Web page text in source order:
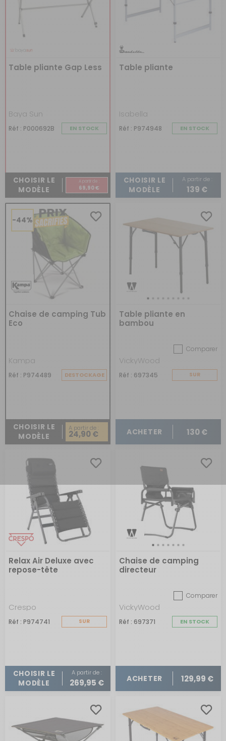
Table pliante Gap Less
Baya Sun
Réf : P000692B EN STOCK
CHOISIR LE
MODÈLE
A partir de :
69,90 €
Table pliante
Isabella
Réf : P974948 EN STOCK
CHOISIR LE
MODÈLE
A partir de :
139 €
-44%
Chaise de camping Tub
Eco
Kampa
Réf : P974489 DESTOCKAGE
CHOISIR LE
MODÈLE
A partir de :
24,90 €
Table pliante en
bambou
Comparer
VickyWood
Réf : 697345
SUR
ACHETER 130 €
Relax Air Deluxe avec
repose-tête
Crespo
Réf : P974741
SUR
CHOISIR LE
MODÈLE
A partir de :
269,95 €
Chaise de camping
directeur
Comparer
VickyWood
Réf : 697371 EN STOCK
ACHETER 129,99 €